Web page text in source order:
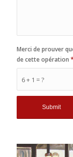
6 + 1 = ?
Merci de prouver
de cette opération *